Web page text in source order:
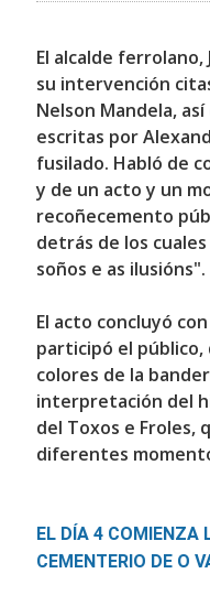
El alcalde ferrolano,
su intervención
Nelson Mandela,
escritas por
fusilado. Habló de
y de un acto y un
recoñecemento
detrás de los
soños e as ilusións".
El acto concluyó
participó el público,
colores de la
interpretación del
del Toxos e Froles,
diferentes
EL DÍA 4 COMIENZA
CEMENTERIO DE O